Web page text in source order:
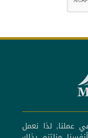
عملنا, لذا نعمل